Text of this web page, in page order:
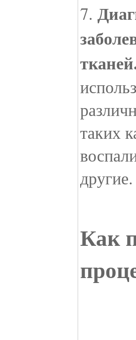
7.
таких
другие.
Как